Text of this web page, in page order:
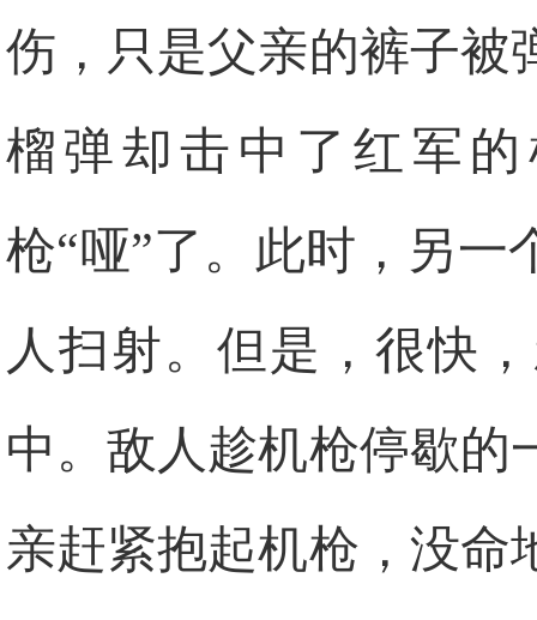
伤，只是父亲的裤子被
榴弹却击中了红军
枪“哑”了。此时，另一
人扫射。但是，很快
中。敌人趁机枪停歇的
亲赶紧抱起机枪，没命